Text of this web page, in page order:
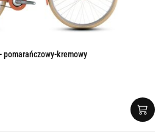
pomarańczowy-kremowy